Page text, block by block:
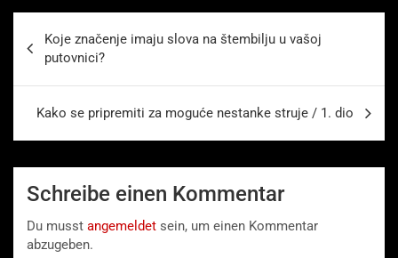
Koje značenje imaju slova na štembilju u vašoj
putovnici?
Kako se pripremiti za moguće nestanke struje / 1. dio
Schreibe einen Kommentar
Du musst angemeldet sein, um einen Kommentar
abzugeben.